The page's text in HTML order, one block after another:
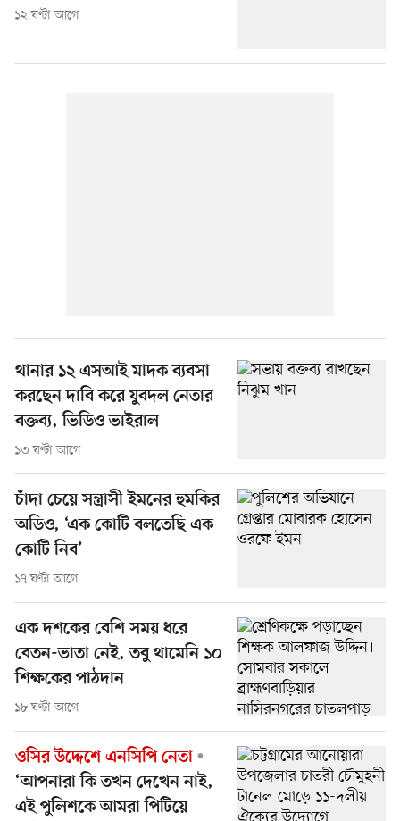
১২ ঘণ্টা আগে
থানার ১২ এসআই মাদক ব্যবসা
করছেন দাবি করে যুবদল নেতার
বক্তব্য, ভিডিও ভাইরাল
১৩ ঘণ্টা আগে
চাঁদা চেয়ে সন্ত্রাসী ইমনের হুমকির
অডিও, ‘এক কোটি বলতেছি এক
কোটি নিব’
১৭ ঘণ্টা আগে
এক দশকের বেশি সময় ধরে
বেতন-ভাতা নেই, তবু থামেনি ১০
শিক্ষকের পাঠদান
১৮ ঘণ্টা আগে
ওসির উদ্দেশে এনসিপি নেতা
‘আপনারা কি তখন দেখেন নাই,
এই পুলিশকে আমরা পিটিয়ে